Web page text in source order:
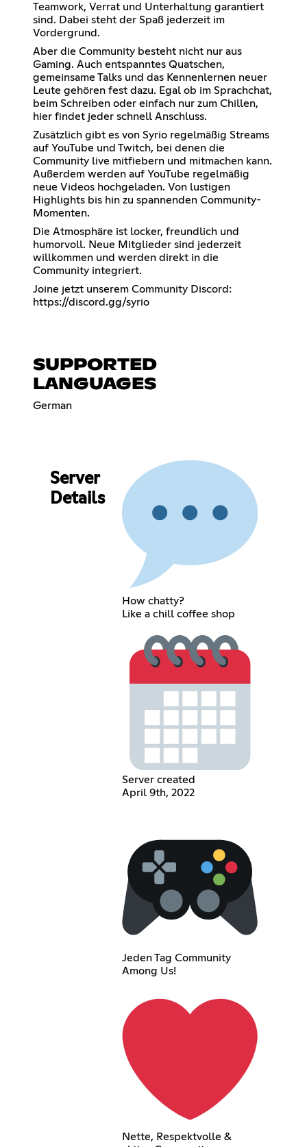
Teamwork, Verrat und Unterhaltung garantiert
sind. Dabei steht der Spaß jederzeit im
Vordergrund.
Aber die Community besteht nicht nur aus
Gaming. Auch entspanntes Quatschen,
gemeinsame Talks und das Kennenlernen neuer
Leute gehören fest dazu. Egal ob im Sprachchat,
beim Schreiben oder einfach nur zum Chillen,
hier findet jeder schnell Anschluss.
Zusätzlich gibt es von Syrio regelmäßig Streams
auf YouTube und Twitch, bei denen die
Community live mitfiebern und mitmachen kann.
Außerdem werden auf YouTube regelmäßig
neue Videos hochgeladen. Von lustigen
Highlights bis hin zu spannenden Community-
Momenten.
Die Atmosphäre ist locker, freundlich und
humorvoll. Neue Mitglieder sind jederzeit
willkommen und werden direkt in die
Community integriert.
Joine jetzt unserem Community Discord:
https://discord.gg/syrio
SUPPORTED
LANGUAGES
German
Server
Details
How chatty?
Like a chill coffee shop
Server created
April 9th, 2022
Jeden Tag Community
Among Us!
Nette, Respektvolle &